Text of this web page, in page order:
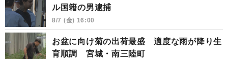
ル国籍の男逮捕
8/7 (金) 16:00
お盆に向け菊の出荷最盛 適度な雨が降り生
育順調 宮城・南三陸町